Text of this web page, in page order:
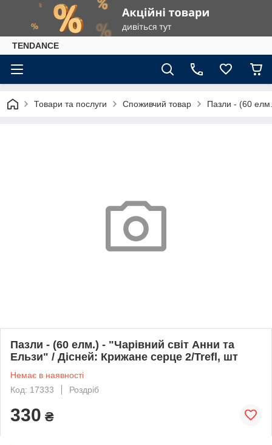
TENDANCE
Товари та послуги Споживчий товар Пазли - (60
Пазли - (60 елм.) - "Чарівний світ Анни та
Ельзи" / Дісней: Крижане серце 2/Trefl, шт
Немає в наявності
Код: 17333
Роздріб
330 ₴